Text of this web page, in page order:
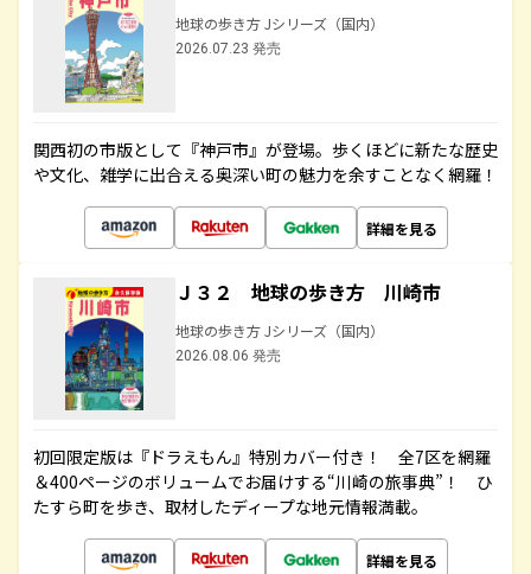
地球の歩き方 Jシリーズ（国内）
2026.07.23 発売
関西初の市版として『神戸市』が登場。歩くほどに新たな歴史
や文化、雑学に出合える奥深い町の魅力を余すことなく網羅！
詳細を見る
Ｊ３２ 地球の歩き方 川崎市
地球の歩き方 Jシリーズ（国内）
2026.08.06 発売
初回限定版は『ドラえもん』特別カバー付き！ 全7区を網羅
＆400ページのボリュームでお届けする“川崎の旅事典”！ ひ
たすら町を歩き、取材したディープな地元情報満載。
詳細を見る